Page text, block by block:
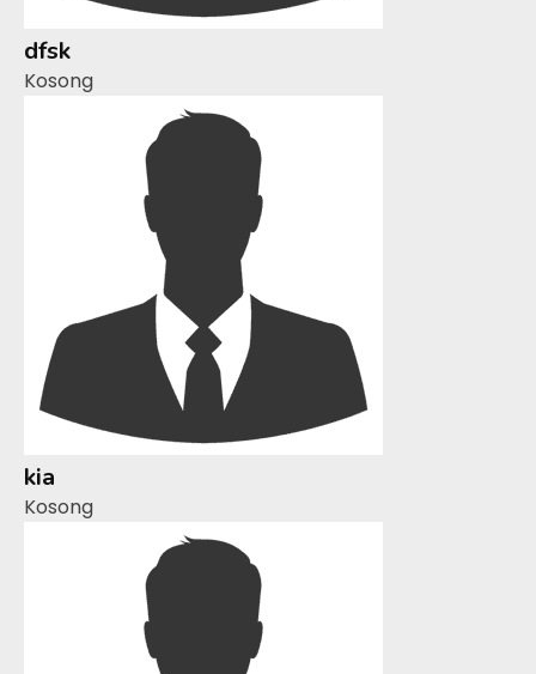
dfsk
Kosong
kia
Kosong